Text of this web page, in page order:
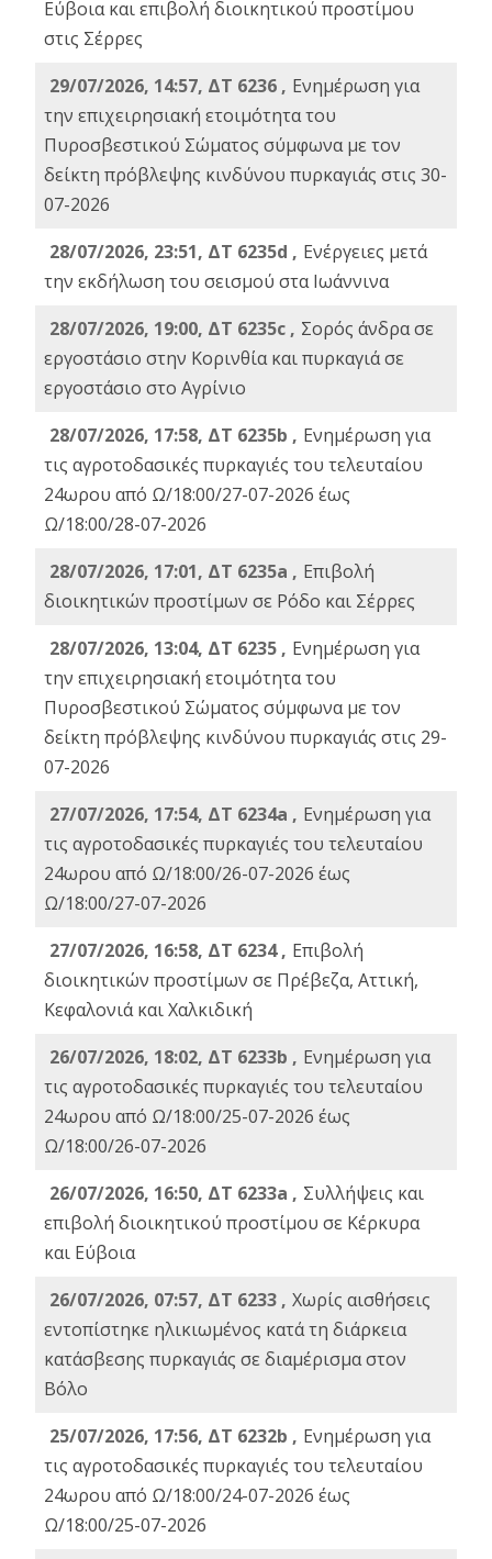
Εύβοια και επιβολή διοικητικού προστίμου
στις Σέρρες
29/07/2026, 14:57, ΔΤ 6236 , Ενημέρωση για
την επιχειρησιακή ετοιμότητα του
Πυροσβεστικού Σώματος σύμφωνα με τον
δείκτη πρόβλεψης κινδύνου πυρκαγιάς στις 30-
07-2026
28/07/2026, 23:51, ΔΤ 6235d , Ενέργειες μετά
την εκδήλωση του σεισμού στα Ιωάννινα
28/07/2026, 19:00, ΔΤ 6235c , Σορός άνδρα σε
εργοστάσιο στην Κορινθία και πυρκαγιά σε
εργοστάσιο στο Αγρίνιο
28/07/2026, 17:58, ΔΤ 6235b , Ενημέρωση για
τις αγροτοδασικές πυρκαγιές του τελευταίου
24ωρου από Ω/18:00/27-07-2026 έως
Ω/18:00/28-07-2026
28/07/2026, 17:01, ΔΤ 6235a , Eπιβολή
διοικητικών προστίμων σε Ρόδο και Σέρρες
28/07/2026, 13:04, ΔΤ 6235 , Ενημέρωση για
την επιχειρησιακή ετοιμότητα του
Πυροσβεστικού Σώματος σύμφωνα με τον
δείκτη πρόβλεψης κινδύνου πυρκαγιάς στις 29-
07-2026
27/07/2026, 17:54, ΔΤ 6234a , Ενημέρωση για
τις αγροτοδασικές πυρκαγιές του τελευταίου
24ωρου από Ω/18:00/26-07-2026 έως
Ω/18:00/27-07-2026
27/07/2026, 16:58, ΔΤ 6234 , Eπιβολή
διοικητικών προστίμων σε Πρέβεζα, Αττική,
Κεφαλονιά και Χαλκιδική
26/07/2026, 18:02, ΔΤ 6233b , Ενημέρωση για
τις αγροτοδασικές πυρκαγιές του τελευταίου
24ωρου από Ω/18:00/25-07-2026 έως
Ω/18:00/26-07-2026
26/07/2026, 16:50, ΔΤ 6233a , Συλλήψεις και
επιβολή διοικητικού προστίμου σε Κέρκυρα
και Εύβοια
26/07/2026, 07:57, ΔΤ 6233 , Χωρίς αισθήσεις
εντοπίστηκε ηλικιωμένος κατά τη διάρκεια
κατάσβεσης πυρκαγιάς σε διαμέρισμα στον
Βόλο
25/07/2026, 17:56, ΔΤ 6232b , Ενημέρωση για
τις αγροτοδασικές πυρκαγιές του τελευταίου
24ωρου από Ω/18:00/24-07-2026 έως
Ω/18:00/25-07-2026